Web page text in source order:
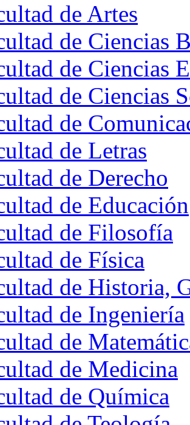
de Artes
de Ciencias
de Ciencias
de Ciencias
de
de Letras
de Derecho
de Educación
de Filosofía
de Física
de Historia,
de Ingeniería
de
de Medicina
de Química